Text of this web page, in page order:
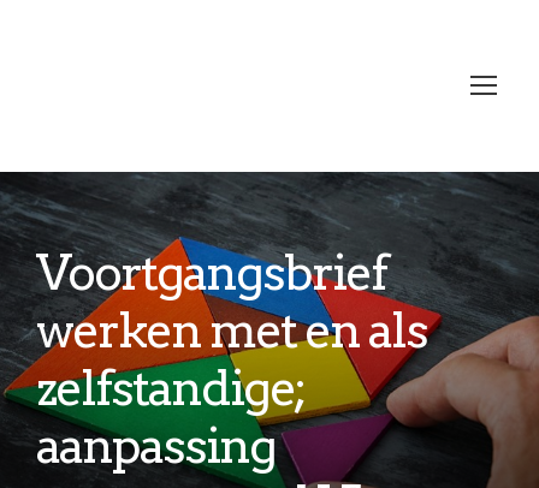
Voortgangsbrief
werken met en als
zelfstandige;
aanpassing